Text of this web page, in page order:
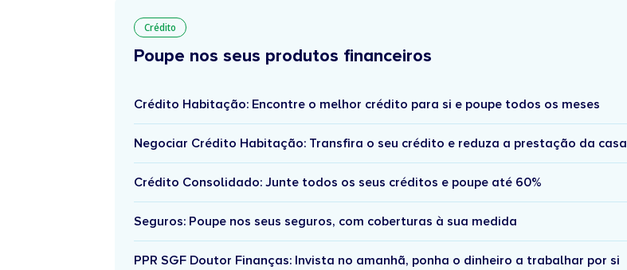
Crédito
Poupe nos seus produtos financeiros
Crédito Habitação: Encontre o melhor crédito para si e poupe todos os meses
Negociar Crédito Habitação: Transfira o seu crédito e reduza a prestação da casa
Crédito Consolidado: Junte todos os seus créditos e poupe até 60%
Seguros: Poupe nos seus seguros, com coberturas à sua medida
PPR SGF Doutor Finanças: Invista no amanhã, ponha o dinheiro a trabalhar por si